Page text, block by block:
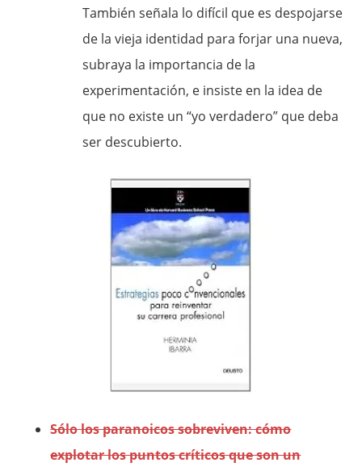
También señala lo difícil que es despojarse
de la vieja identidad para forjar una nueva,
subraya la importancia de la
experimentación, e insiste en la idea de
que no existe un “yo verdadero” que deba
ser descubierto.
Sólo los paranoicos sobreviven: cómo
explotar los puntos críticos que son un